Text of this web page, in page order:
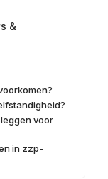
&
voor
in zzp-